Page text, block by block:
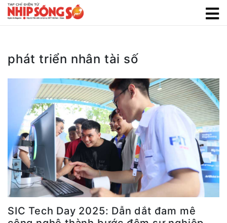
phát triển nhân tài số
SIC Tech Day 2025: Dẫn dắt đam mê